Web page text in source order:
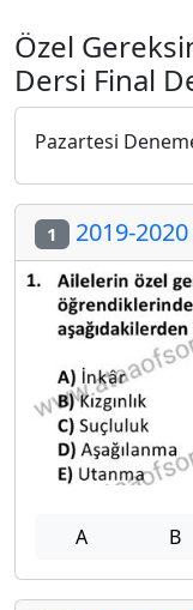
Özel
Dersi Final
Pazartesi
1 2019-2020
A B